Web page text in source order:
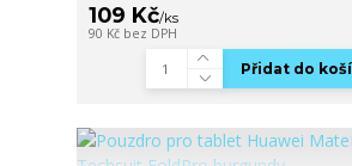
109 Kč/ks
90 Kč bez DPH
Přidat do